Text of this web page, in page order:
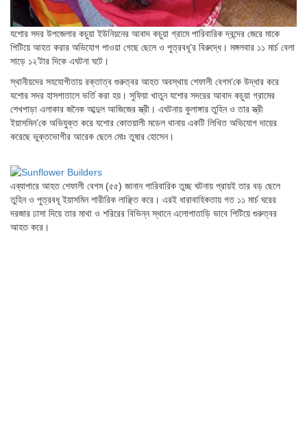
যশোর সদর উপজেলার কচুয়া ইউনিয়নের আবাদ কচুয়া গ্রামে পারিবারিক দ্বন্দের জেরে মাকে
পিটিয়ে আহত করার অভিযোগ পাওয়া গেছে ছেলে ও পুত্রবধূ’র বিরুদ্ধে। মঙ্গলবার ১১ মার্চ বেলা
সাড়ে ১২’টার দিকে এঘটনা ঘটে।
স্থানীয়দের সহযোগীতায় রক্তাত্ব গুরুত্বর আহত অবস্থায় শেফালী বেগম’কে উদ্ধার করে
যশোর সদর হাসপাতালে ভর্তি করা হয়। সুফিয়া খাতুন যশোর সদরের আবাদ কচুয়া গ্রামের
শেখপাড়া এলাকার জনৈক আব্দুল আজিজের স্ত্রী। এঘটনায় কুলাঙ্গার তুহিন ও তার স্ত্রী
ইয়াসমিন’কে অভিযুক্ত করে যশোর কোতয়ালী মডেল থানায় একটি লিখিত অভিযোগ দায়ের
করেছে ভুক্তভোগীর আরেক ছেলে মোঃ তুষার হোসেন।
এব্যাপারে আহত শেফালী বেগম (৫৫) জানান পারিবারিক তুচ্ছ ঘটনায় প্রায়ই তার বড় ছেলে
তুহিন ও পুত্রবধূ ইয়াসমিন শারীরিক লাঞ্ছিত করে। এরই ধারাবাহিকতায় গত ১১ মার্চ ঘরের
দরজার ঢাসা দিয়ে তার মাথা ও শরিরের বিভিন্ন স্থানে এলোপাতাড়ি ভাবে পিটিয়ে গুরুত্বর
আহত করে।